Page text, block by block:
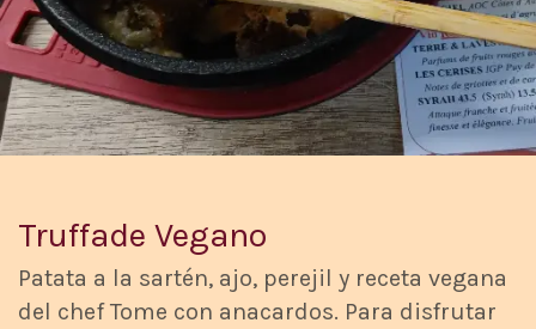
Truffade Vegano
Patata a la sartén, ajo, perejil y receta vegana
del chef Tome con anacardos. Para disfrutar